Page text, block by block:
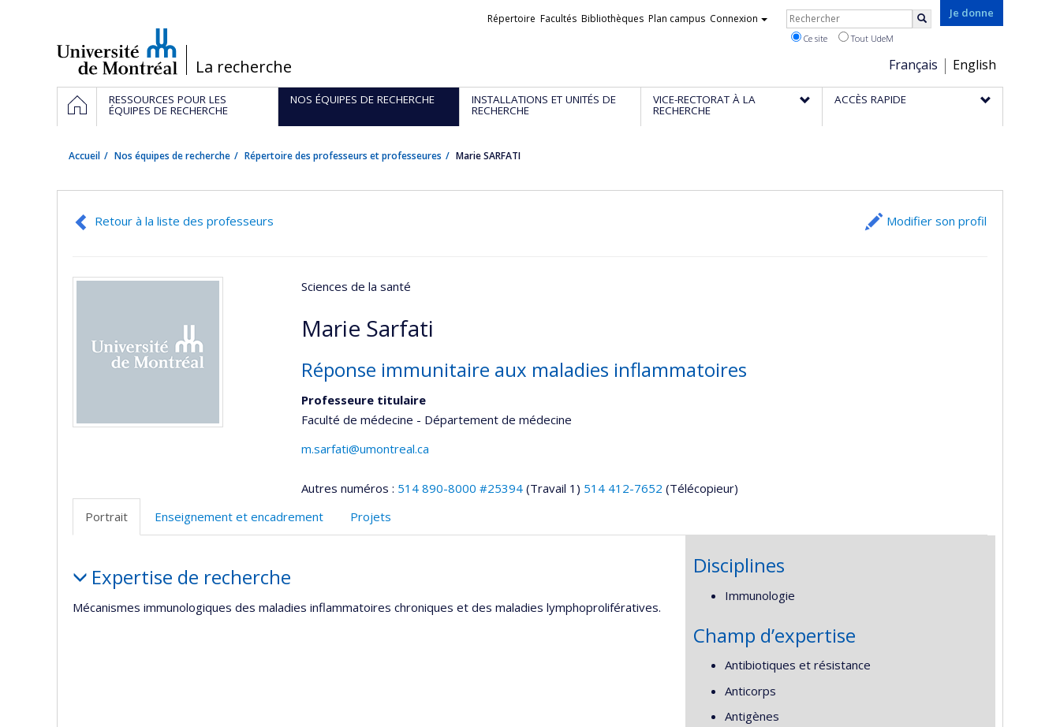
/La recherche
Je donne
Choix
de
la
Français English
Liens
Répertoire Facultés Bibliothèques Plan campus Connexion Rechercher
Ce site Tout UdeM
Navigation
principale
ACCUEILRESSOURCES POUR LES
ÉQUIPES DE RECHERCHE
NOS ÉQUIPES DE RECHERCHE INSTALLATIONS ET UNITÉS DE
RECHERCHE
VICE-RECTORAT À LA
RECHERCHE
ACCÈS RAPIDE
Accueil Nos équipes de recherche Répertoire des professeurs et professeures Marie SARFATI
Retour à la liste des professeurs Modifier son profil
Sciences de la santé
Marie Sarfati
Réponse immunitaire aux maladies inflammatoires
Professeure titulaire
Faculté de médecine - Département de médecine
m.sarfati@umontreal.ca
Autres numéros : 514 890-8000 #25394 (Travail 1) 514 412-7652 (Télécopieur)
Portrait
Enseignement et encadrement Projets
Expertise de recherche
Mécanismes immunologiques des maladies inflammatoires chroniques et des maladies lymphoprolifératives.
Disciplines
Immunologie
Champ d’expertise
Antibiotiques et résistance
Anticorps
Antigènes